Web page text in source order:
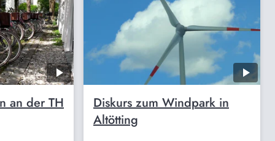
an der TH
Diskurs zum Windpark in
Altötting